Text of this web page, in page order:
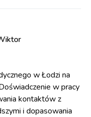
w Łodzi na
w pracy
kontaktów z
i dopasowania